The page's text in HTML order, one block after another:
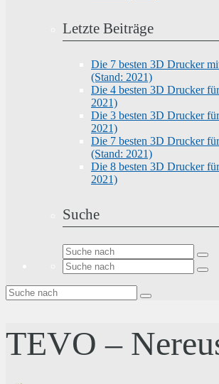
Letzte Beiträge
Die 7 besten 3D Drucker
(Stand: 2021)
Die 4 besten 3D Drucker
2021)
Die 3 besten 3D Drucker
2021)
Die 7 besten 3D Drucker
(Stand: 2021)
Die 8 besten 3D Drucker
2021)
Suche
TEVO –